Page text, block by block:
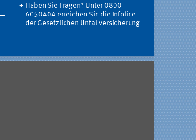
Haben Sie Fragen? Unter 0800
6050404 erreichen Sie die Infoline
der Gesetzlichen Unfallversicherung